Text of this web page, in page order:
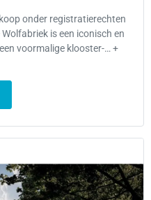
onder registratierechten
is een iconisch en
voormalige klooster-… +